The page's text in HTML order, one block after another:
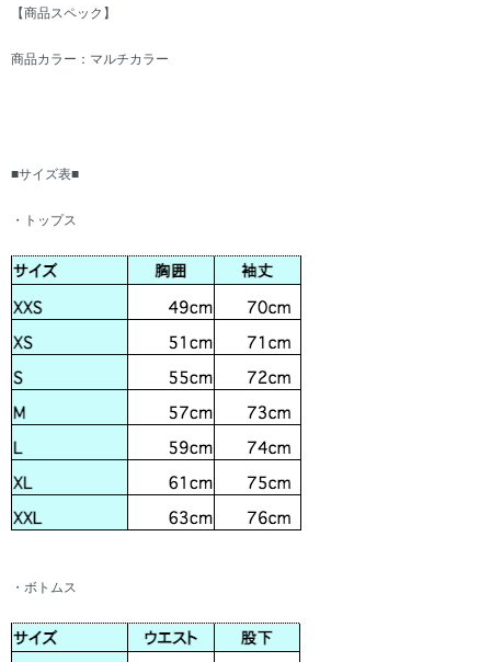
【商品スペック】
商品カラー：マルチカラー
■サイズ表■
・トップス
・ボトムス